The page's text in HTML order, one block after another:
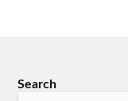
Search